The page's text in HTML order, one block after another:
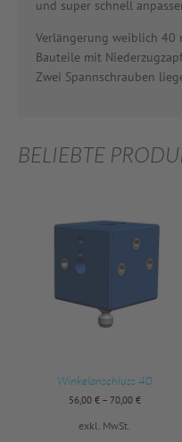
und super schnell
Verlängerung weiblich 40
Bauteile mit
Zwei Spannschrauben
BELIEBTE
Winkelanschluss 40
56,00 €– 70,00 €
exkl. MwSt.